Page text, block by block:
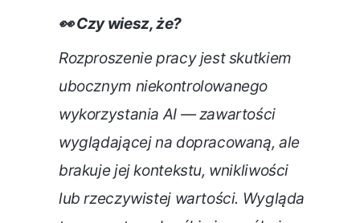
👀 Czy wiesz, że?
Rozproszenie pracy jest skutkiem
ubocznym niekontrolowanego
wykorzystania AI — zawartości
wyglądającej na dopracowaną, ale
brakuje jej kontekstu, wnikliwości
lub rzeczywistej wartości. Wygląda